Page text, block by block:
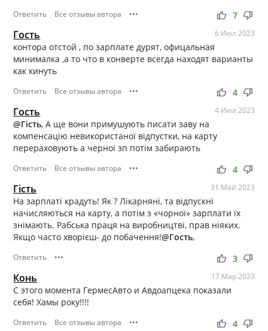
Ответить Все отзывы автора ••• thumb_up thumb_down
7
Гость 6 Июл 2023
контора отстой , по зарплате дурят, офицальная
минималка ,а то что в конверте всегда находят варианты
как кинуть
Ответить Все отзывы автора ••• thumb_up thumb_down
4
Гость 4 Июл 2023
@Гість, А ще вони примушують писати заву на
компенсацію невикористаної відпустки, на карту
перераховують а черної зп потім забирають
Ответить Все отзывы автора ••• thumb_up thumb_down
4
Гість 31 Май 2023
На зарплаті крадуть! Як ? Лікарняні, та відпускні
начисляються на карту, а потім з «чорної» зарплати їх
знімають. Рабська праця на виробництві, прав ніяких.
Якщо часто хворієш- до побачення!@Гость,
Ответить ••• thumb_up thumb_down
3
Конь 17 Мар 2023
С этого момента ГермесАвто и Авдоапцека показали
себя! Хамы року!!!!
Ответить Все отзывы автора ••• thumb_up thumb_down
4